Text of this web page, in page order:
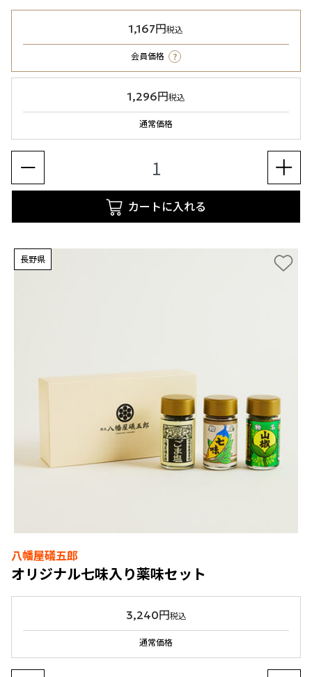
1,167円税込
会員価格 ?
1,296円税込
通常価格
カートに入れる
長野県
八幡屋礒五郎
オリジナル七味入り薬味セット
3,240円税込
通常価格